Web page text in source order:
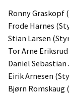
Ronny Graskopf
Frode Harnes
Stian Larsen
Tor Arne
Daniel
Eirik Arnesen
Bjørn Romskaug